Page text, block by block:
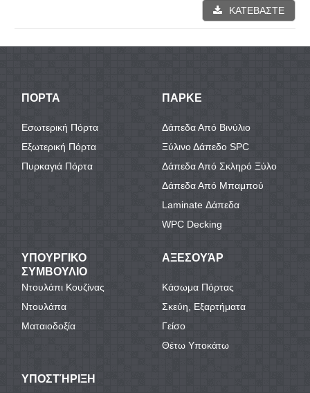
ΚΑΤΕΒΑΣΤΕ
ΠΟΡΤΑ
Εσωτερική Πόρτα
Εξωτερική Πόρτα
Πυρκαγιά Πόρτα
ΠΑΡΚΕ
Δάπεδα Από Βινύλιο
Ξύλινο Δάπεδο SPC
Δάπεδα Από Σκληρό Ξύλο
Δάπεδα Από Μπαμπού
Laminate Δάπεδα
WPC Decking
ΥΠΟΥΡΓΙΚΟ
ΣΥΜΒΟΥΛΙΟ
Ντουλάπι Κουζίνας
Ντουλάπα
Ματαιοδοξία
ΑΞΕΣΟΥΆΡ
Κάσωμα Πόρτας
Σκεύη, Εξαρτήματα
Γείσο
Θέτω Υποκάτω
ΥΠΟΣΤΉΡΙΞΗ